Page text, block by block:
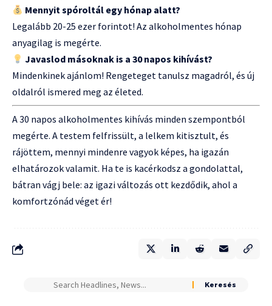
Mennyit spóroltál egy hónap alatt?
Legalább 20-25 ezer forintot! Az alkoholmentes hónap
anyagilag is megérte.
Javaslod másoknak is a 30 napos kihívást?
Mindenkinek ajánlom! Rengeteget tanulsz magadról, és új
oldalról ismered meg az életed.
A 30 napos alkoholmentes kihívás minden szempontból
megérte. A testem felfrissült, a lelkem kitisztult, és
rájöttem, mennyi mindenre vagyok képes, ha igazán
elhatározok valamit. Ha te is kacérkodsz a gondolattal,
bátran vágj bele: az igazi változás ott kezdődik, ahol a
komfortzónád véget ér!